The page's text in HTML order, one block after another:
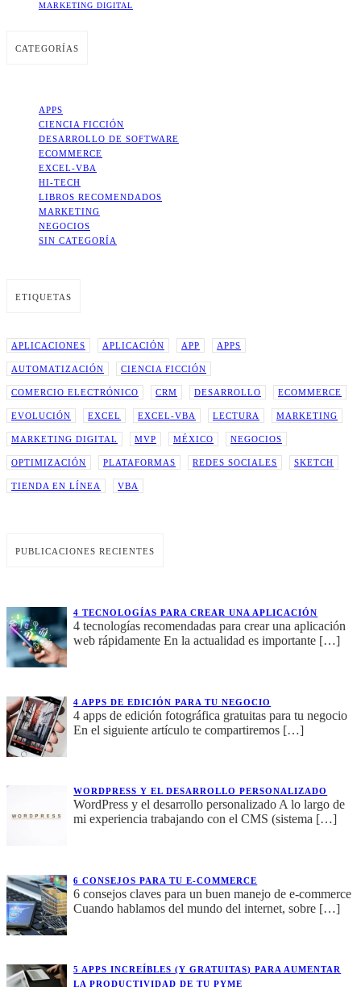
MARKETING DIGITAL
CATEGORÍAS
APPS
CIENCIA FICCIÓN
DESARROLLO DE SOFTWARE
ECOMMERCE
EXCEL-VBA
HI-TECH
LIBROS RECOMENDADOS
MARKETING
NEGOCIOS
SIN CATEGORÍA
ETIQUETAS
APLICACIONES APLICACIÓN APP APPS
AUTOMATIZACIÓN CIENCIA FICCIÓN
COMERCIO ELECTRÓNICO CRM DESARROLLO ECOMMERCE
EVOLUCIÓN EXCEL EXCEL-VBA LECTURA MARKETING
MARKETING DIGITAL MVP MÉXICO NEGOCIOS
OPTIMIZACIÓN PLATAFORMAS REDES SOCIALES SKETCH
TIENDA EN LÍNEA VBA
PUBLICACIONES RECIENTES
4 TECNOLOGÍAS PARA CREAR UNA APLICACIÓN
4 tecnologías recomendadas para crear una aplicación
web rápidamente En la actualidad es importante […]
4 APPS DE EDICIÓN PARA TU NEGOCIO
4 apps de edición fotográfica gratuitas para tu negocio
En el siguiente artículo te compartiremos […]
WORDPRESS Y EL DESARROLLO PERSONALIZADO
WordPress y el desarrollo personalizado A lo largo de
mi experiencia trabajando con el CMS (sistema […]
6 CONSEJOS PARA TU E-COMMERCE
6 consejos claves para un buen manejo de e-commerce
Cuando hablamos del mundo del internet, sobre […]
5 APPS INCREÍBLES (Y GRATUITAS) PARA AUMENTAR
LA PRODUCTIVIDAD DE TU PYME